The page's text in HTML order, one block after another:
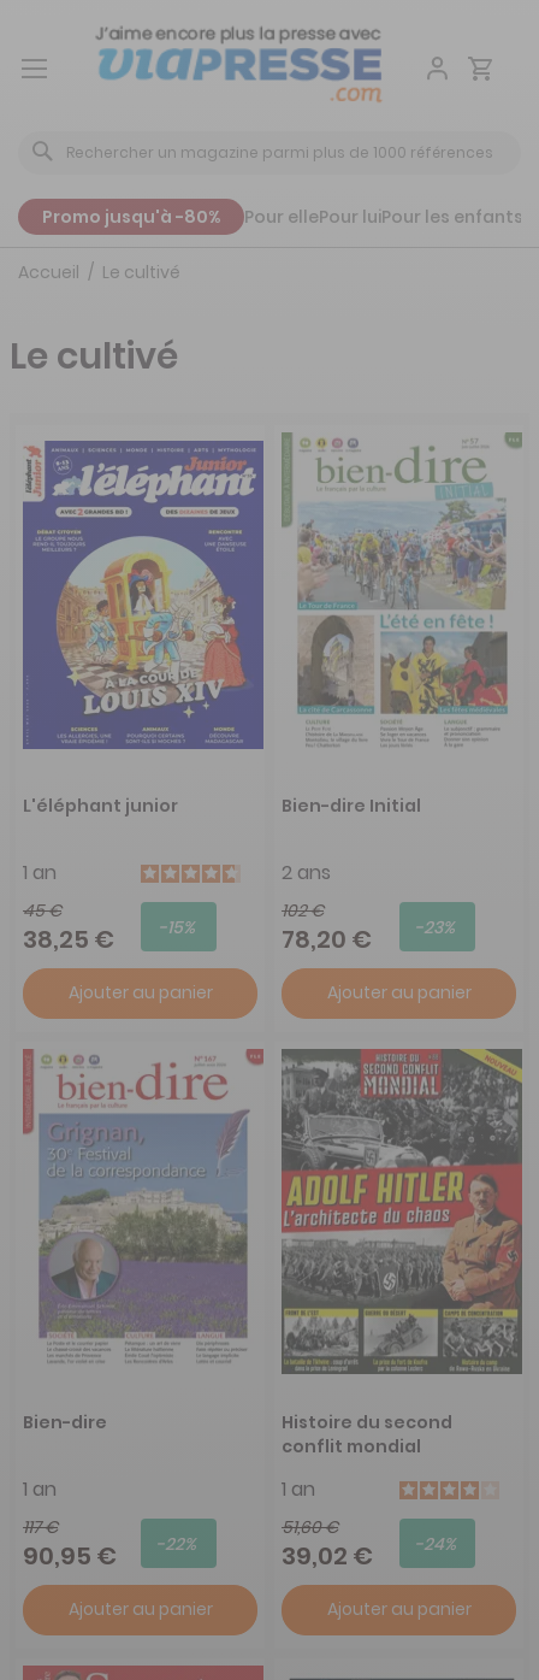
Aller
Promo jusqu'à -80% Pour ellePour luiPour les enfants
Accueil Le cultivé
Le cultivé
L'éléphant junior
1 an
45 €
38,25 € -15%
Ajouter au panier
Bien-dire Initial
2 ans
102 €
78,20 € -23%
Ajouter au panier
Bien-dire
1 an
117 €
90,95 € -22%
Ajouter au panier
Histoire du second
conflit mondial
1 an
51,60 €
39,02 € -24%
Ajouter au panier